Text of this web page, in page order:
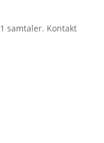
samtaler. Kontakt